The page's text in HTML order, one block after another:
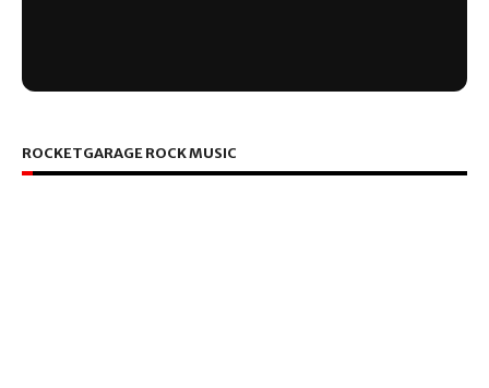
ROCKETGARAGE ROCK MUSIC